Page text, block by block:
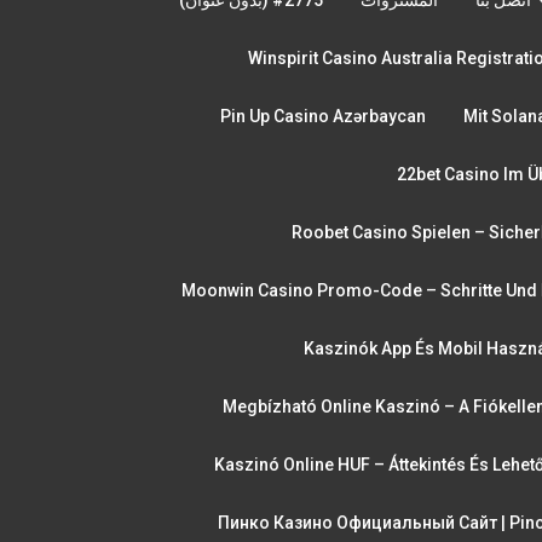
Winspirit Casino Australia
Mit
Pin Up Casino Azərbaycan
22bet Casino Im
Roobet Casino Spielen –
Moonwin Casino Promo-Code – Schritte
Kaszinók App És Mobil
Megbízható Online Kaszinó – A
Kaszinó Online HUF – Áttekintés És
Пинко Казино Официальный Сайт |